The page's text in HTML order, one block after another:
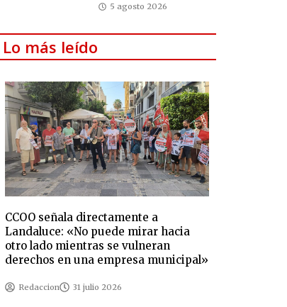
5 agosto 2026
Lo más leído
CCOO señala directamente a
Landaluce: «No puede mirar hacia
otro lado mientras se vulneran
derechos en una empresa municipal»
Redaccion 31 julio 2026